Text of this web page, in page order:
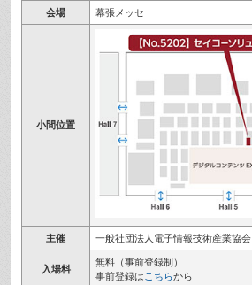
会場 幕張メッセ
小間位置
主催 一般社団法人電子情報技術産業協会
入場料
無料（事前登録制）
事前登録は こちらから